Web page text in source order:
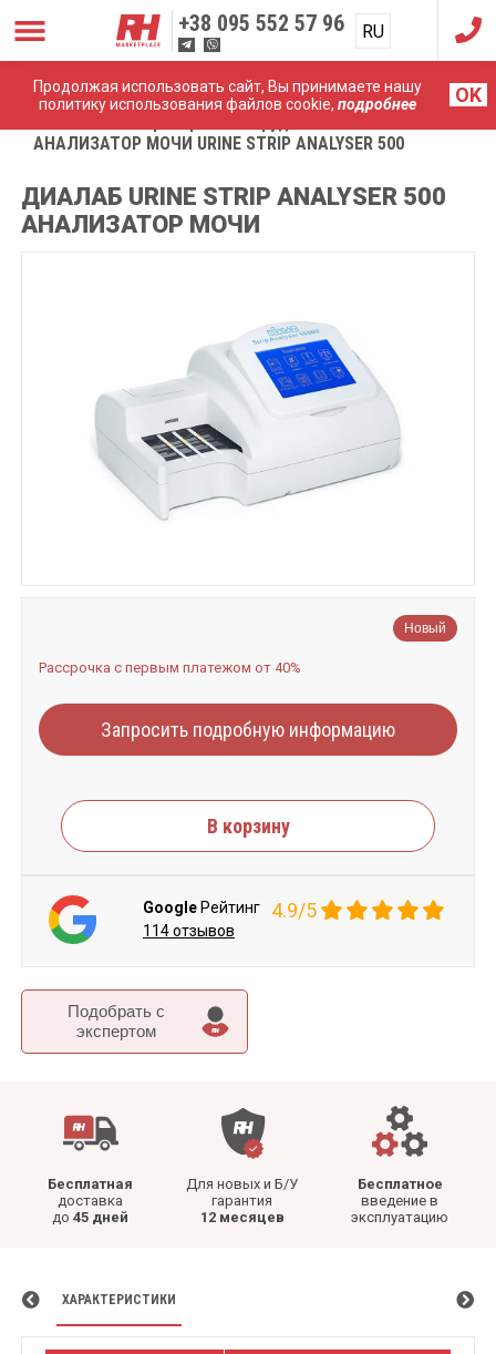
Продолжая использовать сайт, Вы принимаете нашу
политику использования файлов cookie, подробнее OK
+38 095 552 57 96 RU
UA
АНАЛИЗАТОР МОЧИ URINE STRIP ANALYSER 500
ДИАЛАБ URINE STRIP ANALYSER 500
АНАЛИЗАТОР МОЧИ
Подобрать c
экспертом
Бесплатная
доставка
до 45 дней
Для новых и Б/У
гарантия
12 месяцев
Бесплатное
введение в
эксплуатацию
Новый
Рассрочка с первым платежом от 40%
Запросить подробную информацию
В корзину
Google Рейтинг 4.9/5
114 отзывов
ХАРАКТЕРИСТИКИ